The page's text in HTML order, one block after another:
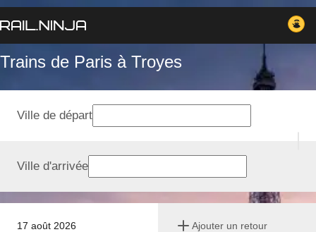
Trains de Paris à Troyes
17 août 2026 Ajouter un retour
Ville de départ
Ville d'arrivée